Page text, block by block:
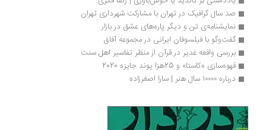
صد سال گرافیک در تهران با مشارکت شهرداری تهران
نمایشنامه‌ی تن و دیگر پاره‌های عشق در بازار
گفت‌وگو با فیلسوفان ایرانی در مجموعه آفاق
بررسی واقعه غدیر در قرآن از منظر تفاسیر اهل سنت
قهوه‌سازی «کاستا» و 25هزا پوند جایزه 2020
درباره ۱۰۰۰۰ سال هنر | سارا اصغرزاده